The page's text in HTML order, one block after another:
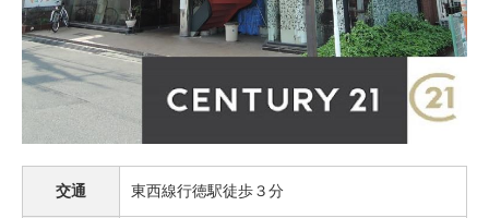
交通 東西線行徳駅徒歩３分